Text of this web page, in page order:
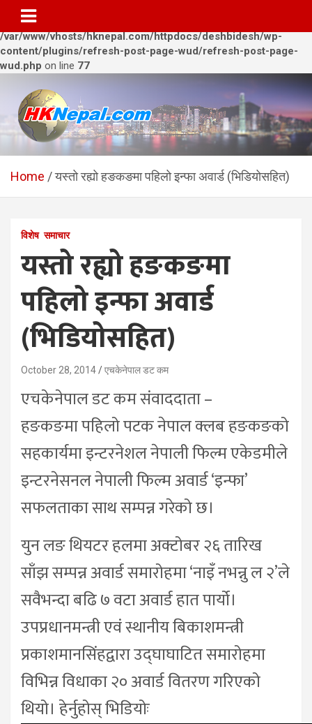
Warning
/var/www/vhosts/hknepal.com/httpdocs/deshbidesh/wp-
content/plugins/refresh-post-page-wud/refresh-post-page-
wud.php on line 77
content
HKNepal.com – हङकङबाट
सञ्चालित पहिलो नेपाली अनलाईन
hknepal, hknepal.com, hk nepal, hk nepal com
Home यस्तो रह्यो हङकङमा पहिलो इन्फा अवार्ड (भिडियोसहित)
विशेष समाचार
यस्तो रह्यो हङकङमा
पहिलो इन्फा अवार्ड
(भिडियोसहित)
October 28, 2014 एचकेनेपाल डट कम
एचकेनेपाल डट कम संवाददाता –
हङकङमा पहिलो पटक नेपाल क्लब हङकङको
सहकार्यमा इन्टरनेशल नेपाली फिल्म एकेडमीले
इन्टरनेसनल नेपाली फिल्म अवार्ड ‘इन्फा’
सफलताका साथ सम्पन्न गरेको छ।
युन लङ थियटर हलमा अक्टोबर २६ तारिख
साँझ सम्पन्न अवार्ड समारोहमा ‘नाइँ नभन्नु ल २’ले
सवैभन्दा बढि ७ वटा अवार्ड हात पार्यो।
उपप्रधानमन्त्री एवं स्थानीय बिकाशमन्त्री
प्रकाशमानसिंहद्वारा उद्घाघाटित समारोहमा
विभिन्न विधाका २० अवार्ड वितरण गरिएको
थियो। हेर्नुहोस् भिडियोः